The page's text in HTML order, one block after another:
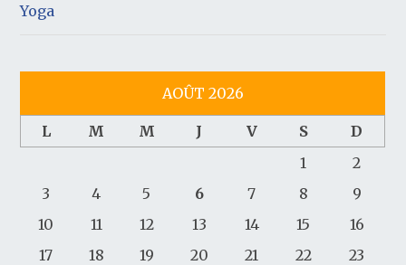
Yoga
AOÛT 2026
L M M J V S
D
1
2
3
4 5 6 7 8
9
10
11 12 13 14 15
16
17
18 19 20 21 22
23